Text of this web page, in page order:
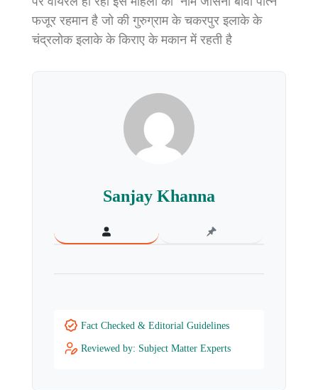
फजूर रहमान है जो की गुरुग्राम के चकरपुर इलाके के
चंद्रलोक इलाके के किराए के मकान में रहती है
Sanjay Khanna
Fact Checked & Editorial Guidelines
Reviewed by: Subject Matter Experts